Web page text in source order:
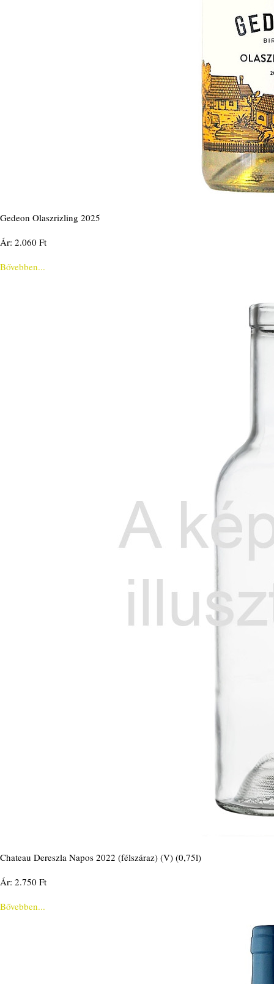
Gedeon Olaszrizling 2025
Ár: 2.060 Ft
Bővebben...
Chateau Dereszla Napos 2022 (félszáraz) (V) (0,75l)
Ár: 2.750 Ft
Bővebben...